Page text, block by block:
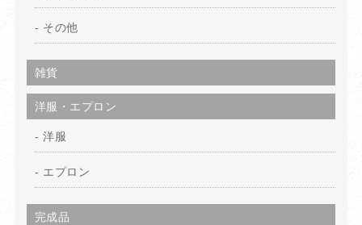
その他
雑貨
洋服・エプロン
洋服
エプロン
完成品